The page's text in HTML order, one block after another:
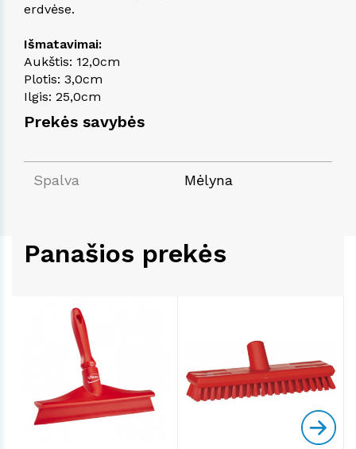
Prekės savybės
Spalva Mėlyna
erdvėse.
Išmatavimai:
Aukštis: 12,0cm
Plotis: 3,0cm
Ilgis: 25,0cm
Panašios prekės